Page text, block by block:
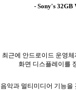
- Sony's
최근에 안드로이드 운영
화면 디스플레이를
음악과 멀티미디어 기능을